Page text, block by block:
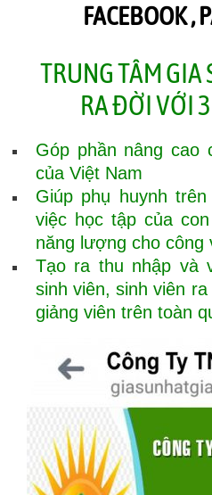
FACEBOOK ,
TRUNG TÂM
RA ĐỜI VỚI
Góp phần nâng cao
của Việt Nam
Giúp phụ huynh
việc học tập của
năng lượng cho công
Tạo ra thu nhập và
sinh viên, sinh viên
giảng viên trên toàn